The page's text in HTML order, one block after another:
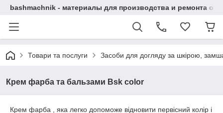
bashmachnik - материалы для производства и ремонта
Товари та послуги Засоби для догляду за шкірою,
Крем фарба та бальзами Bsk color
Крем фарба , яка легко допоможе відновити первісний колір і